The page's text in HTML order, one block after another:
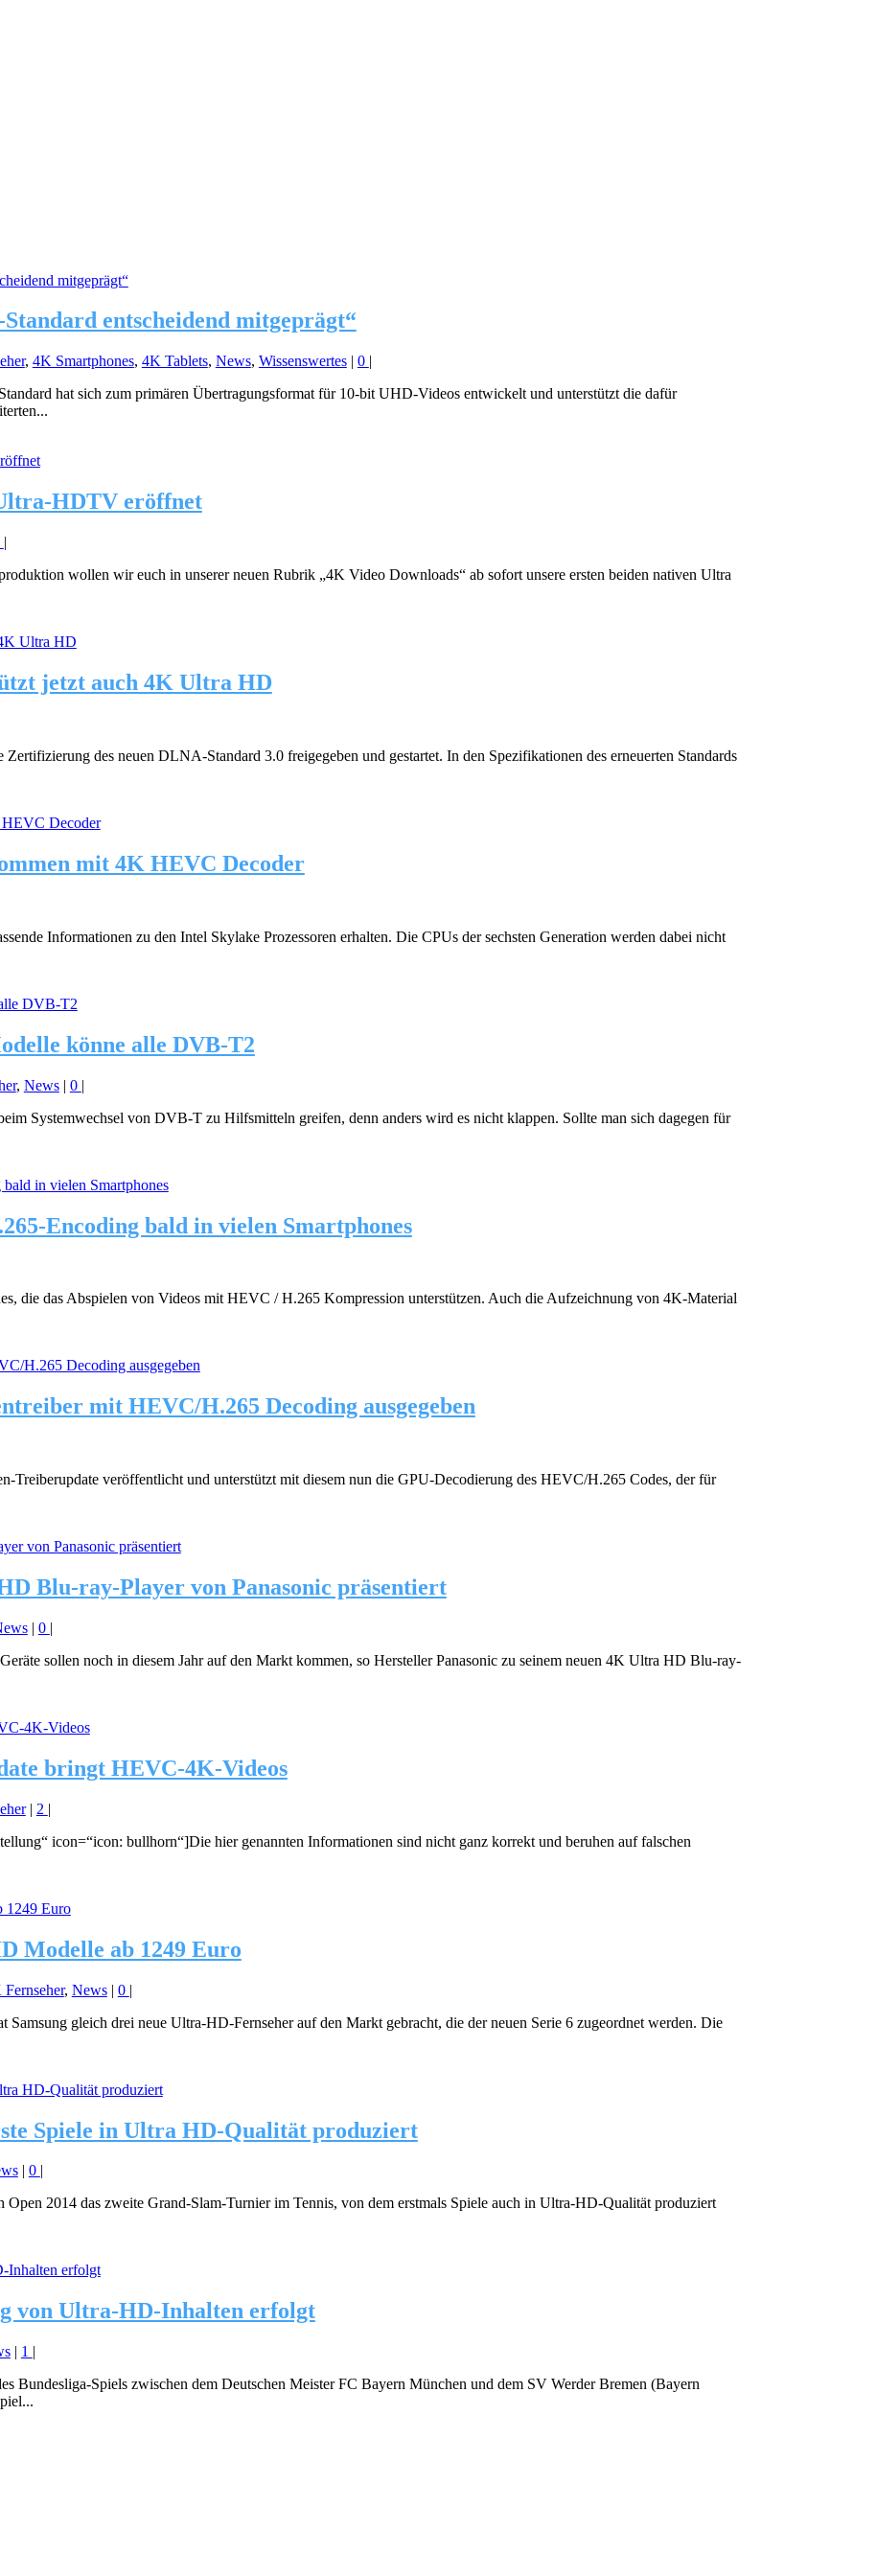
entscheidend mitgeprägt“
, 4K Smartphones, 4K Tablets, News, Wissenswertes| 0 |
hat sich zum primären Übertragungsformat für 10-bit UHD-Videos entwickelt und unterstützt die dafür
HDTV eröffnet
|
wollen wir euch in unserer neuen Rubrik „4K Video Downloads“ ab sofort unsere ersten beiden nativen Ultra
jetzt auch 4K Ultra HD
des neuen DLNA-Standard 3.0 freigegeben und gestartet. In den Spezifikationen des erneuerten Standards
mit 4K HEVC Decoder
Informationen zu den Intel Skylake Prozessoren erhalten. Die CPUs der sechsten Generation werden dabei nicht
könne alle DVB-T2
, News| 0 |
Systemwechsel von DVB-T zu Hilfsmitteln greifen, denn anders wird es nicht klappen. Sollte man sich dagegen für
Encoding bald in vielen Smartphones
die das Abspielen von Videos mit HEVC / H.265 Kompression unterstützen. Auch die Aufzeichnung von 4K-Material
mit HEVC/H.265 Decoding ausgegeben
Treiberupdate veröffentlicht und unterstützt mit diesem nun die GPU-Decodierung des HEVC/H.265 Codes, der für
Blu-ray-Player von Panasonic präsentiert
| 0 |
sollen noch in diesem Jahr auf den Markt kommen, so Hersteller Panasonic zu seinem neuen 4K Ultra HD Blu-ray-
bringt HEVC-4K-Videos
| 2 |
icon=“icon: bullhorn“]Die hier genannten Informationen sind nicht ganz korrekt und beruhen auf falschen
Modelle ab 1249 Euro
Fernseher, News| 0 |
gleich drei neue Ultra-HD-Fernseher auf den Markt gebracht, die der neuen Serie 6 zugeordnet werden. Die
Spiele in Ultra HD-Qualität produziert
| 0
2014 das zweite Grand-Slam-Turnier im Tennis, von dem erstmals Spiele auch in Ultra-HD-Qualität produziert
von Ultra-HD-Inhalten erfolgt
| 1 |
Bundesliga-Spiels zwischen dem Deutschen Meister FC Bayern München und dem SV Werder Bremen (Bayern